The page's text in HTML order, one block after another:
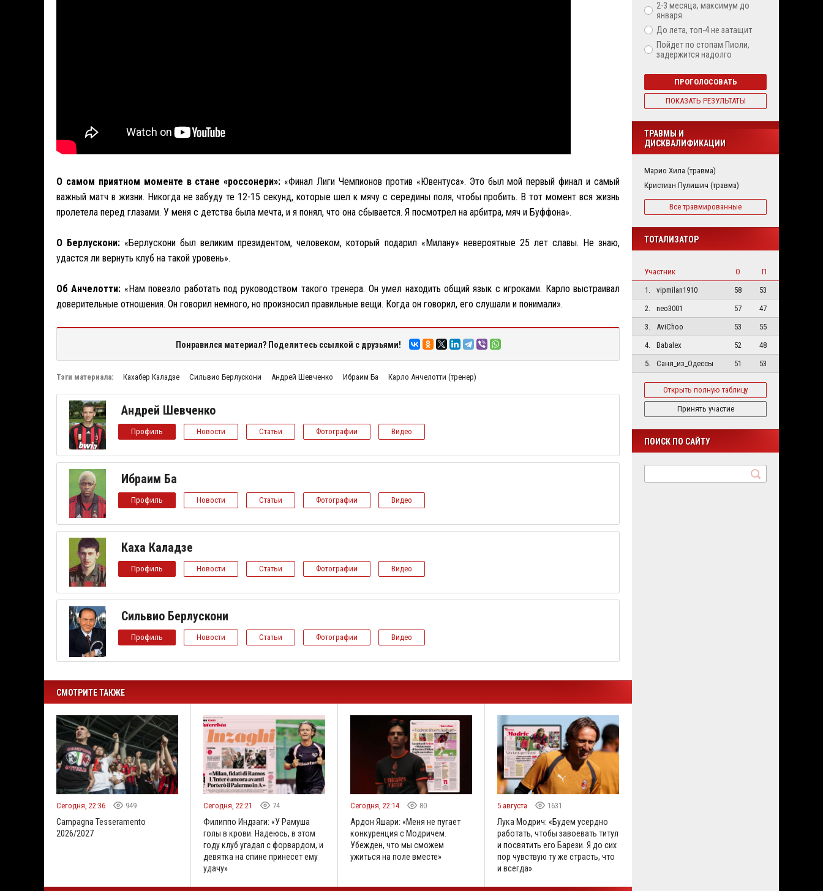
О самом приятном моменте в стане «россонери»: «Финал Лиги Чемпионов против «Ювентуса». Это был мой первый финал и самый
важный матч в жизни. Никогда не забуду те 12-15 секунд, которые шел к мячу с середины поля, чтобы пробить. В тот момент вся жизнь
пролетела перед глазами. У меня с детства была мечта, и я понял, что она сбывается. Я посмотрел на арбитра, мяч и Буффона».
О Берлускони: «Берлускони был великим президентом, человеком, который подарил «Милану» невероятные 25 лет славы. Не знаю,
удастся ли вернуть клуб на такой уровень».
Об Анчелотти: «Нам повезло работать под руководством такого тренера. Он умел находить общий язык с игроками. Карло выстраивал
доверительные отношения. Он говорил немного, но произносил правильные вещи. Когда он говорил, его слушали и понимали».
Понравился материал? Поделитесь ссылкой с друзьями!
Тэги материала: Кахабер Каладзе Сильвио Берлускони Андрей Шевченко Ибраим Ба Карло Анчелотти (тренер)
Андрей Шевченко
Профиль Новости Статьи Фотографии Видео
Ибраим Ба
Профиль Новости Статьи Фотографии Видео
Каха Каладзе
Профиль Новости Статьи Фотографии Видео
Сильвио Берлускони
Профиль Новости Статьи Фотографии Видео
СМОТРИТЕ ТАКЖЕ
Сегодня, 22:36 949
Campagna Tesseramento
2026/2027
Сегодня, 22:21 74
Филиппо Индзаги: «У Рамуша
голы в крови. Надеюсь, в этом
году клуб угадал с форвардом, и
девятка на спине принесет ему
удачу»
Сегодня, 22:14 80
Ардон Яшари: «Меня не пугает
конкуренция с Модричем.
Убежден, что мы сможем
ужиться на поле вместе»
5 августа 1631
Лука Модрич: «Будем усердно
работать, чтобы завоевать титул
и посвятить его Барези. Я до сих
пор чувствую ту же страсть, что
и всегда»
2-3 месяца, максимум до
января
До лета, топ-4 не затащит
Пойдет по стопам Пиоли,
задержится надолго
ПРОГОЛОСОВАТЬ
ПОКАЗАТЬ РЕЗУЛЬТАТЫ
ТРАВМЫ И
ДИСКВАЛИФИКАЦИИ
Марио Хила (травма)
Кристиан Пулишич (травма)
Все травмированные
ТОТАЛИЗАТОР
Участник О
П
1.
vipmilan1910 58
53
2.
neo3001 57
47
3.
AviChoo 53
55
4.
Babalex 52
48
5.
Саня_из_Одессы 51 53
Открыть полную таблицу
Принять участие
ПОИСК ПО САЙТУ